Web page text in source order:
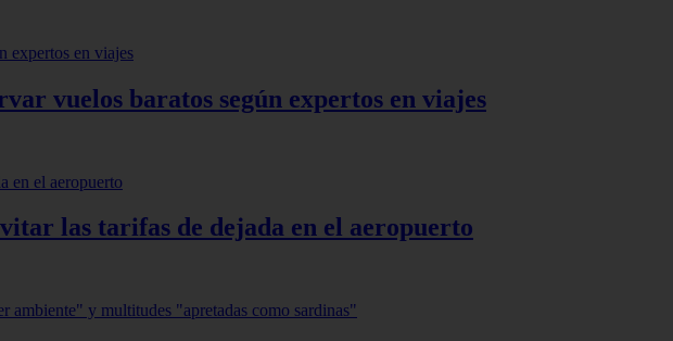
vuelos baratos según expertos en viajes
las tarifas de dejada en el aeropuerto